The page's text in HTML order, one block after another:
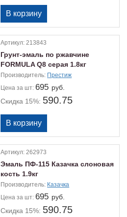
Артикул:213843
Грунт-эмаль по ржавчине
FORMULA Q8 серая 1.8кг
Производитель: Престиж
Цена за шт:695 руб.
Скидка 15%: 590.75
Артикул:262973
Эмаль ПФ-115 Казачка слоновая
кость 1.9кг
Производитель: Казачка
Цена за шт:695 руб.
Скидка 15%: 590.75